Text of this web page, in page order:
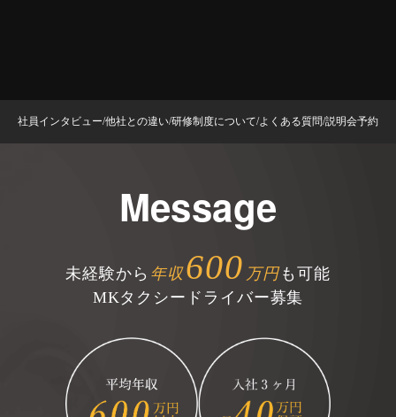
社員インタビュー/他社との違い/研修制度について/よくある質問/説明会予約
Message
未経験から 年収600 万円 も可能
MKタクシードライバー募集